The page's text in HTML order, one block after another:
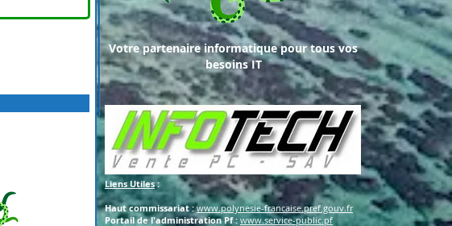
Liens Utiles:
Haut commissariat :www.polynesie-francaise.pref.gouv.fr
Portail de l'administration Pf : www.service-public.pf
Votre partenaire informatique pour tous vos
besoins IT